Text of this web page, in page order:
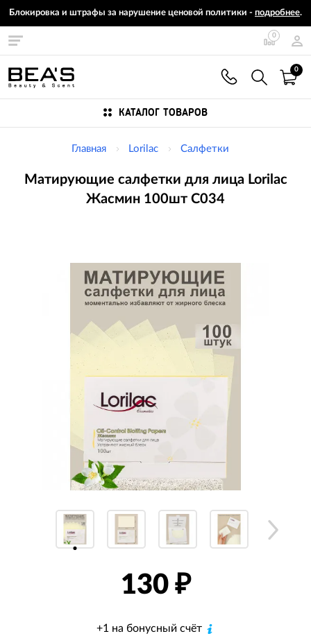
Блокировка и штрафы за нарушение ценовой политики - подробнее.
0
0
КАТАЛОГ ТОВАРОВ
Главная Lorilac Салфетки
Матирующие салфетки для лица Lorilac
Жасмин 100шт C034
130 ₽
+1 на бонусный счёт